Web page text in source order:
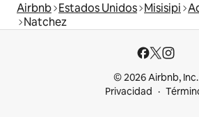
Airbnb Estados Unidos Misisipi
Natchez
© 2026 Airbnb, Inc.
Privacidad